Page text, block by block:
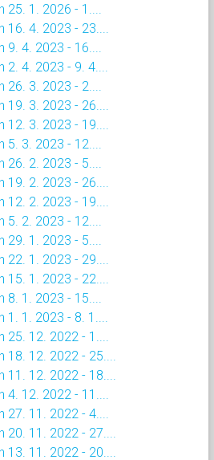
1. 2026 - 1....
4. 2023 - 23....
4. 2023 - 16....
4. 2023 - 9. 4....
3. 2023 - 2....
3. 2023 - 26....
3. 2023 - 19....
3. 2023 - 12....
2. 2023 - 5....
2. 2023 - 26....
2. 2023 - 19....
2. 2023 - 12....
1. 2023 - 5....
1. 2023 - 29....
1. 2023 - 22....
1. 2023 - 15....
1. 2023 - 8. 1....
12. 2022 - 1....
12. 2022 - 25....
12. 2022 - 18....
12. 2022 - 11....
11. 2022 - 4....
11. 2022 - 27....
11. 2022 - 20....